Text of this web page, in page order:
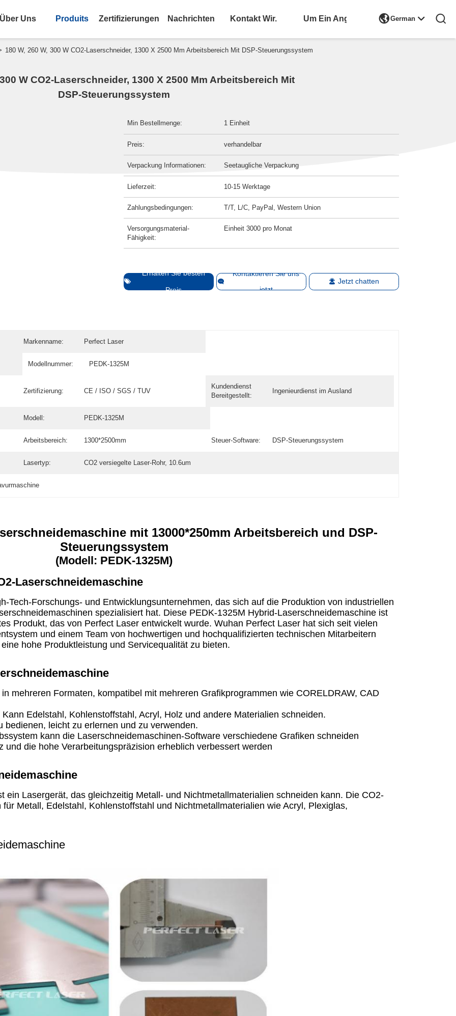
Über Uns Produits Zertifizierungen Nachrichten Kontakt Wir. Bitte Um Ein Angebot German 
180 W, 260 W, 300 W CO2-Laserschneider, 1300 X 2500 Mm Arbeitsbereich Mit DSP-Steuerungssystem
300 W CO2-Laserschneider, 1300 X 2500 Mm Arbeitsbereich Mit
DSP-Steuerungssystem
Min Bestellmenge: 1 Einheit
Preis: verhandelbar
Verpackung Informationen: Seetaugliche Verpackung
Lieferzeit: 10-15 Werktage
Zahlungsbedingungen: T/T, L/C, PayPal, Western Union
Versorgungsmaterial-
Fähigkeit:
Einheit 3000 pro Monat
Erhalten Sie besten
Preis
Kontaktieren Sie uns
jetzt
Jetzt chatten
Markenname: Perfect Laser
Modellnummer: PEDK-1325M
Zertifizierung: CE / ISO / SGS / TUV
Kundendienst
Bereitgestellt:
Ingenieurdienst im Ausland
Modell: PEDK-1325M
Arbeitsbereich: 1300*2500mm Steuer-Software: DSP-Steuerungssystem
Lasertyp: CO2 versiegelte Laser-Rohr, 10.6um
mit 13000*250mm Arbeitsbereich und DSP-
Steuerungssystem
(Modell: PEDK-1325M)
Laserschneidemaschine
Tech-Forschungs- und Entwicklungsunternehmen, das sich auf die Produktion von industriellen
spezialisiert hat. Diese PEDK-1325M Hybrid-Laserschneidemaschine ist
Produkt, das von Perfect Laser entwickelt wurde. Wuhan Perfect Laser hat sich seit vielen
und einem Team von hochwertigen und hochqualifizierten technischen Mitarbeitern
hohe Produktleistung und Servicequalität zu bieten.
mehreren Formaten, kompatibel mit mehreren Grafikprogrammen wie CORELDRAW, CAD
Edelstahl, Kohlenstoffstahl, Acryl, Holz und andere Materialien schneiden.
leicht zu erlernen und zu verwenden.
kann die Laserschneidemaschinen-Software verschiedene Grafiken schneiden
die hohe Verarbeitungspräzision erheblich verbessert werden
ein Lasergerät, das gleichzeitig Metall- und Nichtmetallmaterialien schneiden kann. Die CO2-
Metall, Edelstahl, Kohlenstoffstahl und Nichtmetallmaterialien wie Acryl, Plexiglas,